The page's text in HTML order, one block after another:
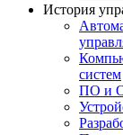
История
систем
ПО и